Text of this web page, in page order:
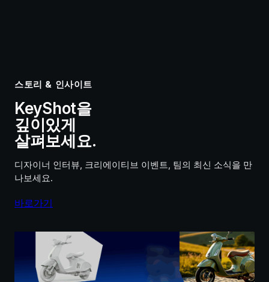
스토리 & 인사이트
KeyShot을
깊이있게
살펴보세요.
디자이너 인터뷰, 크리에이티브 이벤트, 팀의 최신 소식을 만
나보세요.
바로가기